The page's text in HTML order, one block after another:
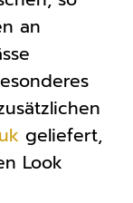
an
geliefert,
Look